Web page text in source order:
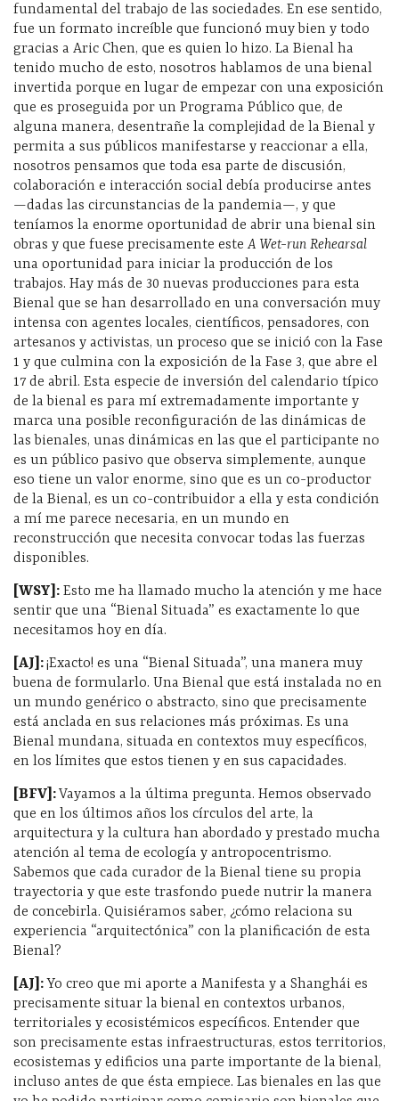
fundamental del trabajo de las sociedades. En ese sentido,
fue un formato increíble que funcionó muy bien y todo
gracias a Aric Chen, que es quien lo hizo. La Bienal ha
tenido mucho de esto, nosotros hablamos de una bienal
invertida porque en lugar de empezar con una exposición
que es proseguida por un Programa Público que, de
alguna manera, desentrañe la complejidad de la Bienal y
permita a sus públicos manifestarse y reaccionar a ella,
nosotros pensamos que toda esa parte de discusión,
colaboración e interacción social debía producirse antes
—dadas las circunstancias de la pandemia—, y que
teníamos la enorme oportunidad de abrir una bienal sin
obras y que fuese precisamente esteA Wet-run Rehearsal
una oportunidad para iniciar la producción de los
trabajos. Hay más de 30 nuevas producciones para esta
Bienal que se han desarrollado en una conversación muy
intensa con agentes locales, científicos, pensadores, con
artesanos y activistas, un proceso que se inició con la Fase
1 y que culmina con la exposición de la Fase 3, que abre el
17 de abril. Esta especie de inversión del calendario típico
de la bienal es para mí extremadamente importante y
marca una posible reconfiguración de las dinámicas de
las bienales, unas dinámicas en las que el participante no
es un público pasivo que observa simplemente, aunque
eso tiene un valor enorme, sino que es un co-productor
de la Bienal, es un co-contribuidor a ella y esta condición
a mí me parece necesaria, en un mundo en
reconstrucción que necesita convocar todas las fuerzas
disponibles.
[WSY]: Esto me ha llamado mucho la atención y me hace
sentir que una “Bienal Situada” es exactamente lo que
necesitamos hoy en día.
[AJ]:¡Exacto! es una “Bienal Situada”, una manera muy
buena de formularlo. Una Bienal que está instalada no en
un mundo genérico o abstracto, sino que precisamente
está anclada en sus relaciones más próximas. Es una
Bienal mundana, situada en contextos muy específicos,
en los límites que estos tienen y en sus capacidades.
[BFV]:Vayamos a la última pregunta. Hemos observado
que en los últimos años los círculos del arte, la
arquitectura y la cultura han abordado y prestado mucha
atención al tema de ecología y antropocentrismo.
Sabemos que cada curador de la Bienal tiene su propia
trayectoria y que este trasfondo puede nutrir la manera
de concebirla. Quisiéramos saber, ¿cómo relaciona su
experiencia “arquitectónica” con la planificación de esta
Bienal?
[AJ]:Yo creo que mi aporte a Manifesta y a Shanghái es
precisamente situar la bienal en contextos urbanos,
territoriales y ecosistémicos específicos. Entender que
son precisamente estas infraestructuras, estos territorios,
ecosistemas y edificios una parte importante de la bienal,
incluso antes de que ésta empiece. Las bienales en las que